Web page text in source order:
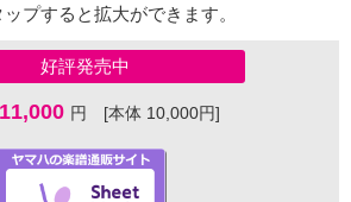
プすると拡大ができます。
好評発売中
11,000 円 [本体 10,000円]